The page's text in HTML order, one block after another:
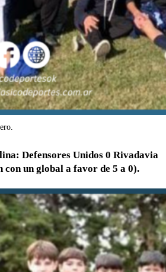
Defensores Unidos 0 Rivadavia
con un global a favor de 5 a 0).